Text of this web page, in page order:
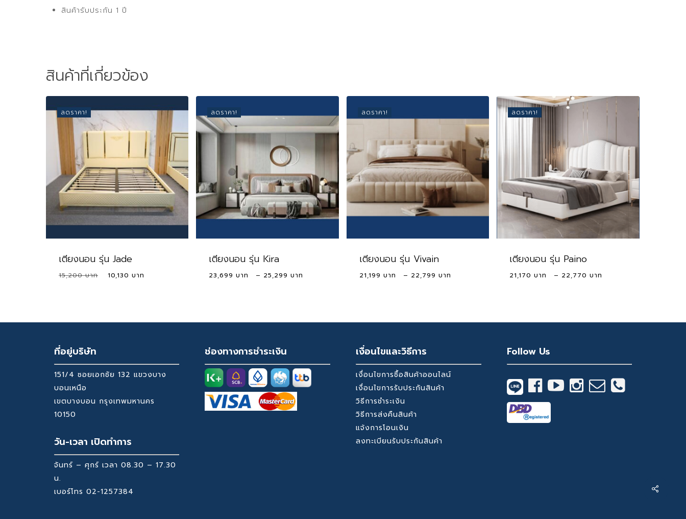
สินค้ารับประกัน 1 ปี
สินค้าที่เกี่ยวข้อง
ลดราคา!
เตียงนอน รุ่น Jade
15,200
Original
10,130
ลดราคา!
เตียงนอน รุ่น Kira
23,699 – 25,299
ลดราคา!
เตียงนอน รุ่น Vivain
21,199 – 22,799
ลดราคา!
เตียงนอน รุ่น Paino
21,170 – 22,770
ที่อยู่บริษัท
151/4 ซอยเอกชัย 132 แขวงบาง
บอนเหนือ
เขตบางบอน กรุงเทพมหานคร
10150
วัน-เวลา เปิดทำการ
จันทร์ – ศุกร์ เวลา 08.30 – 17.30
น.
เบอร์โทร 02-1257384
ช่องทางการชำระเงิน เงื่อนไขและวิธีการ
เงื่อนไขการซื้อสินค้าออนไลน์
เงื่อนไขการรับประกันสินค้า
วิธีการชำระเงิน
วิธีการส่งคืนสินค้า
แจ้งการโอนเงิน
ลงทะเบียนรับประกันสินค้า
Follow Us
Share